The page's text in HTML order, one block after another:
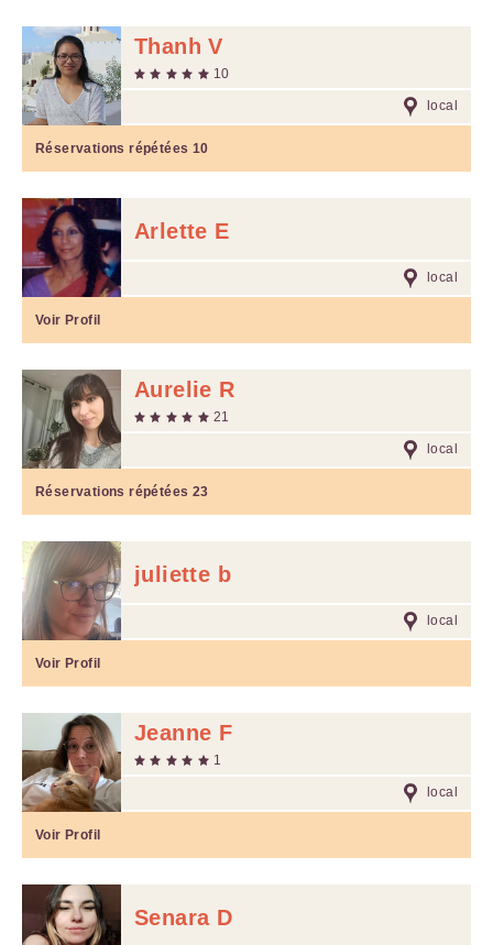
Thanh V
10
local
Réservations répétées 10
Arlette E
local
Voir Profil
Aurelie R
21
local
Réservations répétées 23
juliette b
local
Voir Profil
Jeanne F
1
local
Voir Profil
Senara D